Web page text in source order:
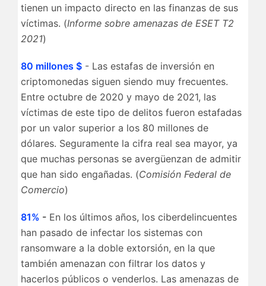
tienen un impacto directo en las finanzas de sus
víctimas. (Informe sobre amenazas de ESET T2
2021)
80 millones $ - Las estafas de inversión en
criptomonedas siguen siendo muy frecuentes.
Entre octubre de 2020 y mayo de 2021, las
víctimas de este tipo de delitos fueron estafadas
por un valor superior a los 80 millones de
dólares. Seguramente la cifra real sea mayor, ya
que muchas personas se avergüenzan de admitir
que han sido engañadas. (Comisión Federal de
Comercio)
81% - En los últimos años, los ciberdelincuentes
han pasado de infectar los sistemas con
ransomware a la doble extorsión, en la que
también amenazan con filtrar los datos y
hacerlos públicos o venderlos. Las amenazas de